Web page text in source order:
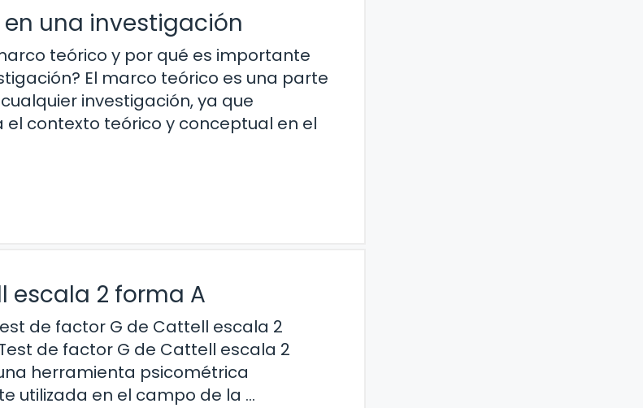
una investigación
teórico y por qué es importante
El marco teórico es una parte
investigación, ya que
el contexto teórico y conceptual en el
escala 2 forma A
de factor G de Cattell escala 2
de factor G de Cattell escala 2
herramienta psicométrica
utilizada en el campo de la …